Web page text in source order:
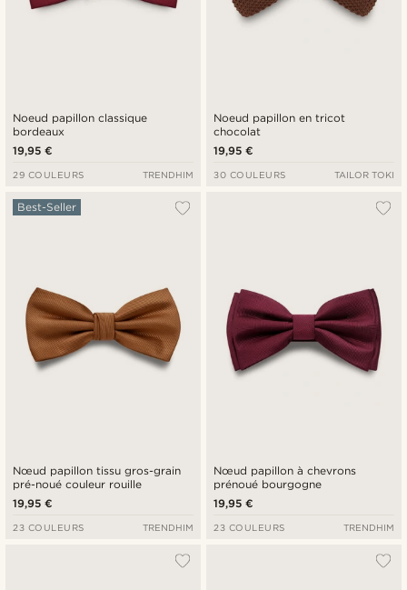
Noeud papillon classique
bordeaux
19,95 €
29 COULEURS TRENDHIM
Noeud papillon en tricot
chocolat
19,95 €
30 COULEURS TAILOR TOKI
Nœud papillon tissu gros-grain
pré-noué couleur rouille
Best-Seller
19,95 €
23 COULEURS TRENDHIM
Nœud papillon à chevrons
prénoué bourgogne
19,95 €
23 COULEURS TRENDHIM